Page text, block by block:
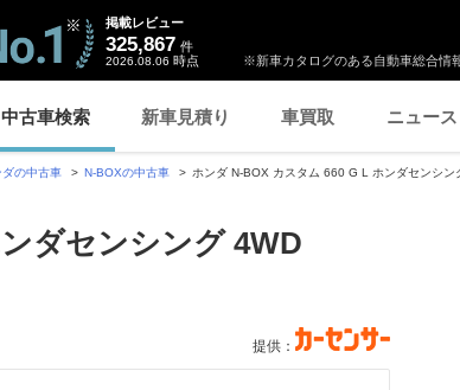
※新車カタログのある自動車総合情
掲載レビュー
325,867 件
2026.08.06 時点
中古車検索 新車見積り 車買取 ニュース
ダの中古車 N-BOXの中古車 ホンダ N-BOX カスタム 660 G L ホンダセンシ
ダセンシング 4WD
提供：